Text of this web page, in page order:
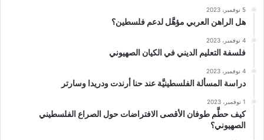
5 نوفمبر، 2023
هل الراهن العربي مؤهَّل لدعم فلسطين؟
4 نوفمبر، 2023
فلسفة التعليم الديني في الكيان الصهيوني
4 نوفمبر، 2023
دراسة المسألة الفلسطينيَّة عند حنا أرندت ودريدا وسارتر
1 نوفمبر، 2023
كيف حطَّم طوفان الأقصى الافتراضات حول الصراع الفلسطيني
الصهيوني؟